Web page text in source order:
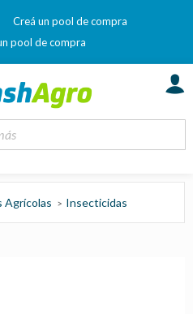
Creá un pool de compra
pool de compra
Agrícolas Insecticidas